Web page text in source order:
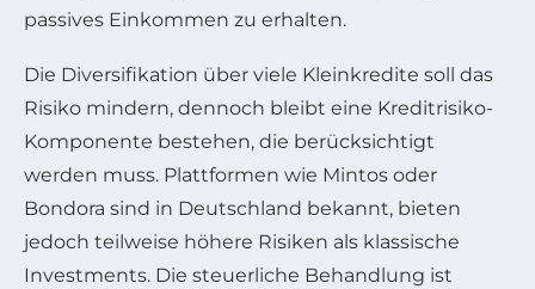
passives Einkommen zu erhalten.
Die Diversifikation über viele Kleinkredite soll das
Risiko mindern, dennoch bleibt eine Kreditrisiko-
Komponente bestehen, die berücksichtigt
werden muss. Plattformen wie Mintos oder
Bondora sind in Deutschland bekannt, bieten
jedoch teilweise höhere Risiken als klassische
Investments. Die steuerliche Behandlung ist